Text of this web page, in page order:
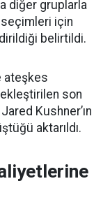
diğer gruplarla
seçimleri için
belirtildi.
ateşkes
son
Kushner’ın
aktarıldı.